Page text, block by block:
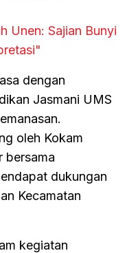
Unen: Sajian Bunyi
dengan
Jasmani UMS
oleh Kokam
bersama
dukungan
Kecamatan
kegiatan